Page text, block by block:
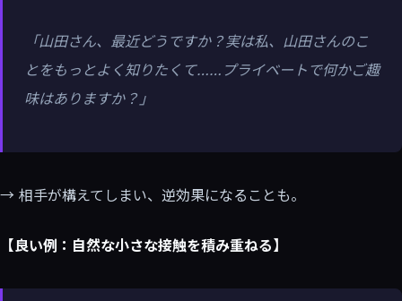
「山田さん、最近どうですか？実は私、山田さんのこ
とをもっとよく知りたくて……プライベートで何かご趣
味はありますか？」
→ 相手が構えてしまい、逆効果になることも。
【良い例：自然な小さな接触を積み重ねる】